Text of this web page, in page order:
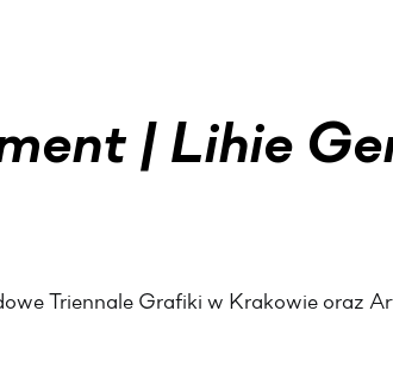
| Lihie
Triennale Grafiki w Krakowie oraz